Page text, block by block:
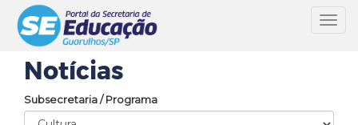
Notícias
Subsecretaria / Programa